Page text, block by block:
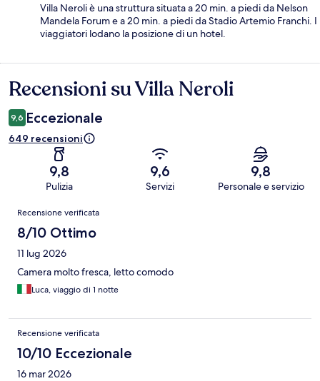
Villa Neroli è una struttura situata a 20 min. a piedi da Nelson
Mandela Forum e a 20 min. a piedi da Stadio Artemio Franchi. I
viaggiatori lodano la posizione di un hotel.
Recensioni
Recensioni su Villa Neroli
9,6 Eccezionale
649 recensioni
9,8
Pulizia
9,6
Servizi
9,8
Personale e servizio
Recensioni
Recensione verificata
8/10 Ottimo
11 lug 2026
Camera molto fresca, letto comodo
Luca, viaggio di 1 notte
Recensione verificata
10/10 Eccezionale
16 mar 2026